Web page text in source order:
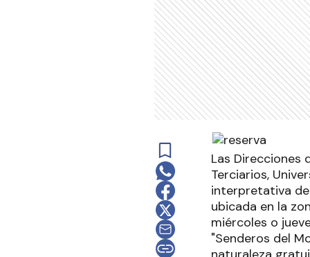
Las Direcciones
Terciarios,
interpretativa de
ubicada en la
miércoles o
"Senderos del